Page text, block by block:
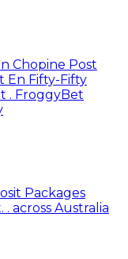
Chopine Post
En Fifty-Fifty
. FroggyBet
Packages
across Australia